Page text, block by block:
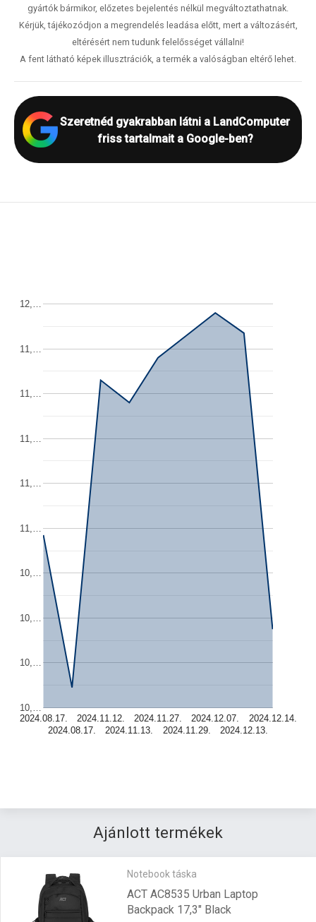
gyártók bármikor, előzetes bejelentés nélkül megváltoztathatnak.
Kérjük, tájékozódjon a megrendelés leadása előtt, mert a változásért,
eltérésért nem tudunk felelősséget vállalni!
A fent látható képek illusztrációk, a termék a valóságban eltérő lehet.
Szeretnéd gyakrabban látni a LandComputer
friss tartalmait a Google-ben?
2024.08.17.
2024.08.17.
2024.11.12.
2024.11.13.
2024.11.27.
2024.11.29.
2024.12.07.
2024.12.13.
2024.12.14.
10,…
10,…
10,…
10,…
11,…
11,…
11,…
11,…
11,…
12,…
Ajánlott termékek
Notebook táska
ACT AC8535 Urban Laptop
Backpack 17,3" Black